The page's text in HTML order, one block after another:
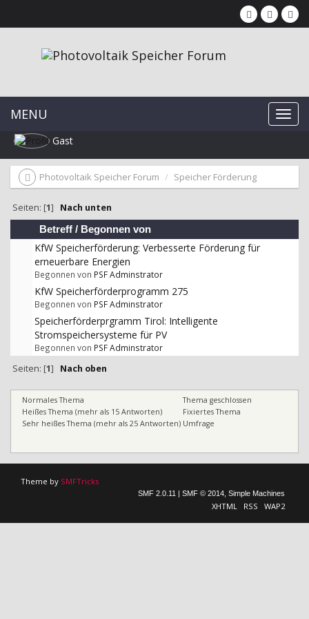
MENU
Gast
Photovoltaik Speicher Forum Speicher Förderung
Seiten: [1] Nach unten
Betreff / Begonnen von
KfW Speicherförderung: Verbesserte Förderung für
erneuerbare Energien
Begonnen von PSF Adminstrator
KfW Speicherförderprogramm 275
Begonnen von PSF Adminstrator
Speicherförderprgramm Tirol: Intelligente
Stromspeichersysteme für PV
Begonnen von PSF Adminstrator
Seiten: [1] Nach oben
Normales Thema
Heißes Thema (mehr als 15 Antworten)
Sehr heißes Thema (mehr als 25 Antworten)
Thema geschlossen
Fixiertes Thema
Umfrage
Theme by SMFTricks
SMF 2.0.11 SMF © 2014 Simple Machines
XHTML RSS WAP2